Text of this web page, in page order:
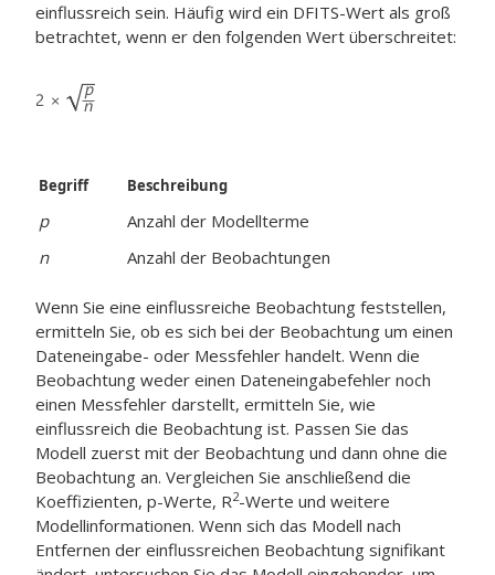
einflussreich sein. Häufig wird ein DFITS-Wert als groß
betrachtet, wenn er den folgenden Wert überschreitet:
Begriff Beschreibung
p
Anzahl der Modellterme
n
Anzahl der Beobachtungen
Wenn Sie eine einflussreiche Beobachtung feststellen,
ermitteln Sie, ob es sich bei der Beobachtung um einen
Dateneingabe- oder Messfehler handelt. Wenn die
Beobachtung weder einen Dateneingabefehler noch
einen Messfehler darstellt, ermitteln Sie, wie
einflussreich die Beobachtung ist. Passen Sie das
Modell zuerst mit der Beobachtung und dann ohne die
Beobachtung an. Vergleichen Sie anschließend die
Koeffizienten, p-Werte, R2-Werte und weitere
Modellinformationen. Wenn sich das Modell nach
Entfernen der einflussreichen Beobachtung signifikant